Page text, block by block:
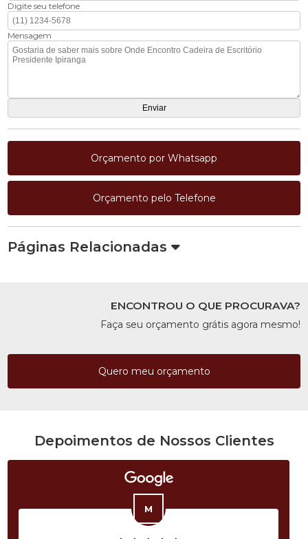
Digite seu telefone
Mensagem
Orçamento por Whatsapp
Orçamento pelo Telefone
Páginas Relacionadas
ENCONTROU O QUE PROCURAVA?
Faça seu orçamento grátis agora mesmo!
Quero meu orçamento
Depoimentos de Nossos Clientes